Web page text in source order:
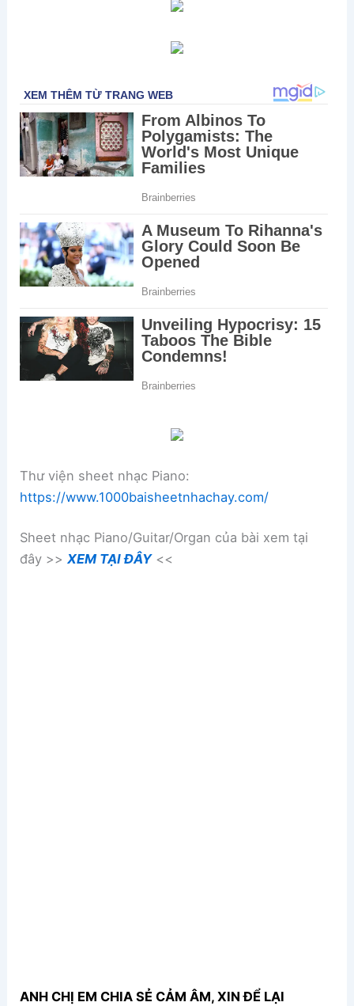
Thư viện sheet nhạc Piano:
https://www.1000baisheetnhachay.com/
Sheet nhạc Piano/Guitar/Organ của bài xem tại
đây >>XEM TẠI ĐÂY<<
ANH CHỊ EM CHIA SẺ CẢM ÂM, XIN ĐỂ LẠI